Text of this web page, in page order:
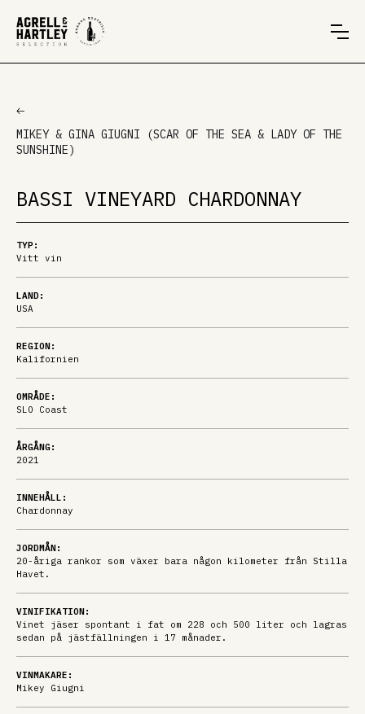
MIKEY & GINA GIUGNI (SCAR OF THE SEA & LADY OF THE
SUNSHINE)
BASSI VINEYARD CHARDONNAY
TYP:
Vitt vin
LAND:
USA
REGION:
Kalifornien
OMRÅDE:
SLO Coast
ÅRGÅNG:
2021
INNEHÅLL:
Chardonnay
JORDMÅN:
20-åriga rankor som växer bara någon kilometer från Stilla
Havet.
VINIFIKATION:
Vinet jäser spontant i fat om 228 och 500 liter och lagras
sedan på jästfällningen i 17 månader.
VINMAKARE:
Mikey Giugni